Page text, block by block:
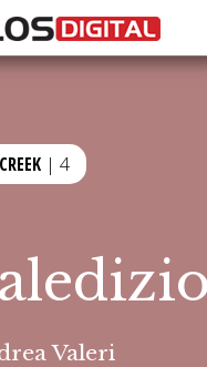
| 4
Valeri